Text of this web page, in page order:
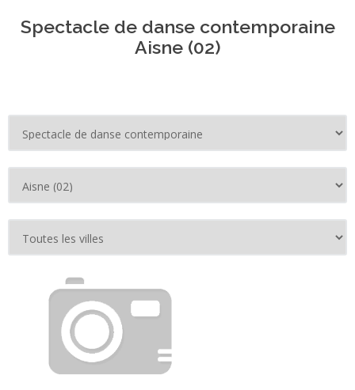
Spectacle de danse contemporaine
Aisne (02)